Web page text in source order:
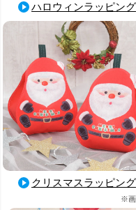
ハロウィンラッピング
クリスマスラッピング
※画